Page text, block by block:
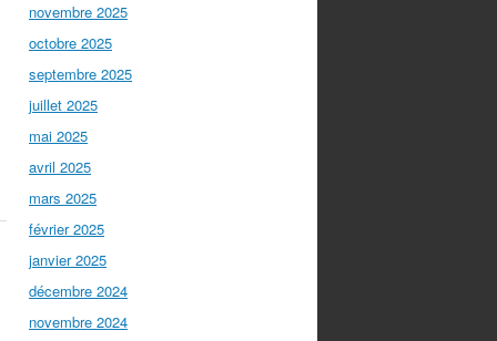
novembre 2025
octobre 2025
septembre 2025
juillet 2025
mai 2025
avril 2025
mars 2025
février 2025
janvier 2025
décembre 2024
novembre 2024